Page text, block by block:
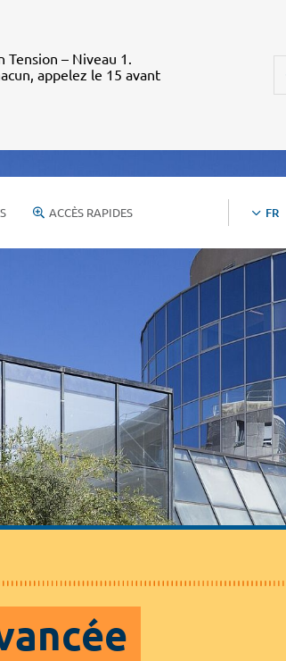
Tension – Niveau 1.
appelez le 15 avant
ACCÈS RAPIDES FR